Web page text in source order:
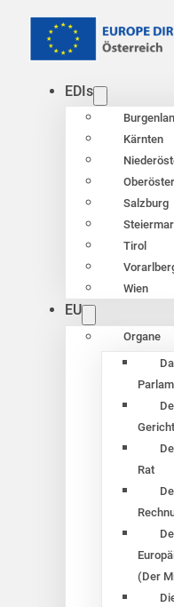
EDIs
Kärnten
Salzburg
Tirol
Wien
EU
Organe
Rat
(Der